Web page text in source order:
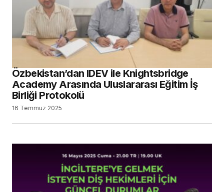
Özbekistan’dan IDEV ile Knightsbridge
Academy Arasında Uluslararası Eğitim İş
Birliği Protokolü
16 Temmuz 2025